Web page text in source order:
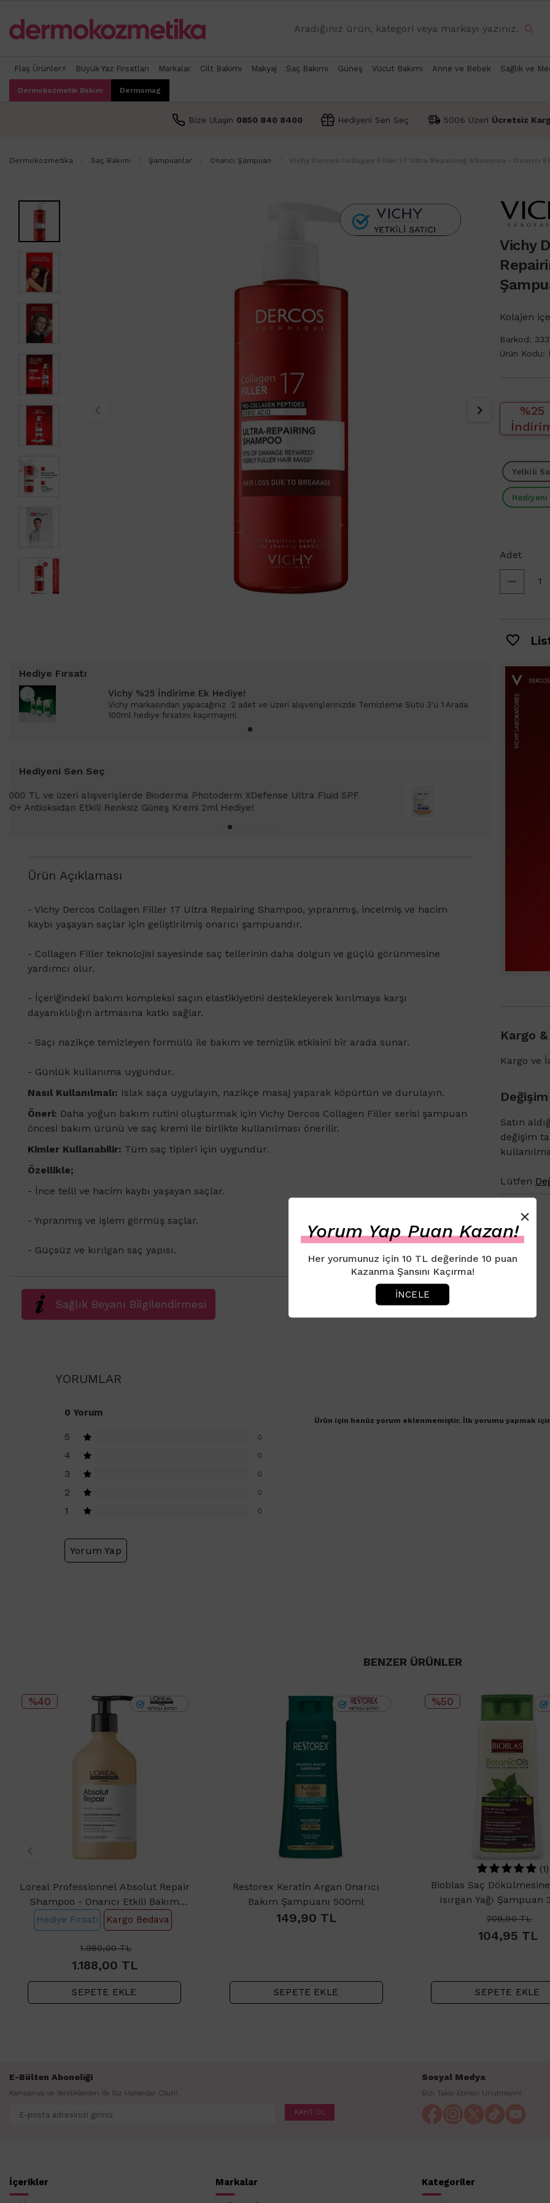
Flaş Ürünler⚡ Büyük Yaz Fırsatları Markalar Cilt Bakımı Makyaj Saç Bakımı Güneş Vücut Bakımı Anne ve Bebek Sağlık ve
Dermokozmetik Bakım Dermomag
Bize Ulaşın 0850 840 8400 Hediyeni Sen Seç 500₺ Üzeri Ücretsiz
Dermokozmetika Saç Bakımı Şampuanlar Onarıcı Şampuan
Vichy
Kolajen
Barkod:
Ürün Kodu:
%25
Yetkili
Hediyeni
Adet
Hediye Fırsatı
Vichy %25 İndirime Ek Hediye!
Vichy markasından yapacağınız 2 adet ve üzeri alışverişlerinizde Temizleme Sütü 3'ü 1 Arada
100ml hediye fırsatını kaçırmayın!
Hediyeni Sen Seç
1000 TL ve üzeri alışverişlerinizde Bioderma Photoderm XDefense Ultra Fluid
SPF 50+ Antioksidan Renkli Güneş Kremi Light 2ml hediye!
Ürün Açıklaması
- Vichy Dercos Collagen Filler 17 Ultra Repairing Shampoo, yıpranmış, incelmiş ve hacim
kaybı yaşayan saçlar için geliştirilmiş onarıcı şampuandır.
- Collagen Filler teknolojisi sayesinde saç tellerinin daha dolgun ve güçlü görünmesine
yardımcı olur.
- İçeriğindeki bakım kompleksi saçın elastikiyetini destekleyerek kırılmaya karşı
dayanıklılığın artmasına katkı sağlar.
- Saçı nazikçe temizleyen formülü ile bakım ve temizlik etkisini bir arada sunar.
- Günlük kullanıma uygundur.
Nasıl Kullanılmalı: Islak saça uygulayın, nazikçe masaj yaparak köpürtün ve durulayın.
Öneri: Daha yoğun bakım rutini oluşturmak için Vichy Dercos Collagen Filler serisi şampuan
öncesi bakım ürünü ve saç kremi ile birlikte kullanılması önerilir.
Kimler Kullanabilir: Tüm saç tipleri için uygundur.
Özellikle;
- İnce telli ve hacim kaybı yaşayan saçlar.
- Yıpranmış ve işlem görmüş saçlar.
- Güçsüz ve kırılgan saç yapısı.
Sağlık Beyanı Bilgilendirmesi
Kargo
Kargo ve
Satın
değişim
Lütfen
YORUMLAR
0 Yorum
5 0
4 0
3 0
2 0
1 0
Yorum Yap
Ürün için henüz yorum eklenmemiştir. İlk yorumu yapmak
×
Yorum Yap Puan Kazan!
Her yorumunuz için 10 TL değerinde 10 puan
Kazanma Şansını Kaçırma!
İNCELE
BENZER ÜRÜNLER
%40
Loreal Professionnel Absolut Repair
Shampoo - Onarıcı Etkili Bakım
Şampuanı 500ml
Hediye Fırsatı Kargo Bedava
1.980,00TL
1.188,00 TL
SEPETE EKLE
Restorex Keratin Argan Onarıcı
Bakım Şampuanı 500ml
149,90 TL
SEPETE EKLE
%50
(1)
Bioblas Saç
Isırgan Yağı Şampuan
209,90TL
104,95 TL
SEPETE EKLE
E-Bülten Aboneliği
Kampanya ve Yeniliklerden İlk Siz Haberdar Olun!
KAYIT OL
Sosyal Medya
Bizi Takip Etmeyi Unutmayın!
İçerikler Markalar Kategoriler